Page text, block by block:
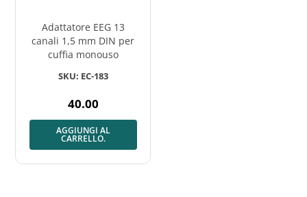
Adattatore EEG 13
canali 1,5 mm DIN per
cuffia monouso
SKU: EC-183
Prezzo
normale
40.00
AGGIUNGI AL
CARRELLO.